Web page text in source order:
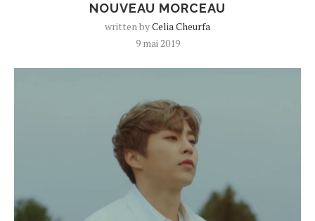
NOUVEAU MORCEAU
written byCelia Cheurfa
9 mai 2019